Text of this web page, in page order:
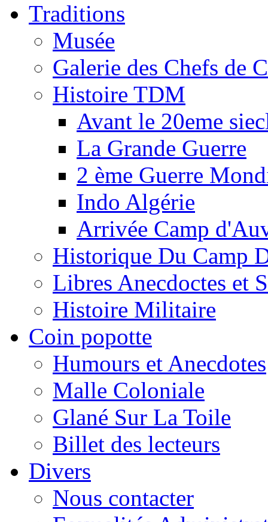
Traditions
Musée
Galerie des Chefs de
Histoire TDM
Avant le 20eme
La Grande Guerre
2 ème Guerre
Indo Algérie
Arrivée Camp
Historique Du Camp
Libres Anecdoctes et
Histoire Militaire
Coin popotte
Humours et Anecdotes
Malle Coloniale
Glané Sur La Toile
Billet des lecteurs
Divers
Nous contacter